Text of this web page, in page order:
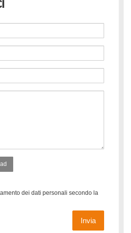
dei dati personali secondo la
Invia